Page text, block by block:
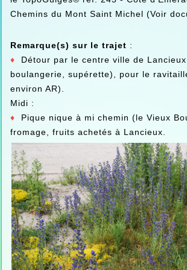
Chemins du Mont Saint Michel (Voir
Remarque(s) sur le trajet :
♦ Détour par le centre ville de Lancieux
boulangerie, supérette), pour le
environ AR).
Midi :
♦ Pique nique à mi chemin (le Vieux
fromage, fruits achetés à Lancieux.